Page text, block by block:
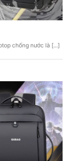
chống nước là [...]